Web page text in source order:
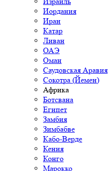
Иордания
Иран
Катар
Ливан
ОАЭ
Оман
Саудовская Аравия
Сокотра (Йемен)
Африка
Ботсвана
Египет
Замбия
Зимбабве
Кабо-Верде
Кения
Конго
Марокко